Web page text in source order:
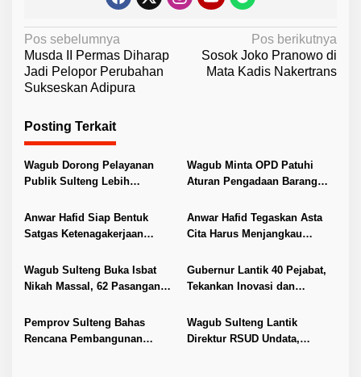
N
a
v
g
a
s
p
s
Pos sebelumnya
Musda II Permas Diharap
Jadi Pelopor Perubahan
Sukseskan Adipura
Pos berikutnya
Sosok Joko Pranowo di
Mata Kadis Nakertrans
Posting Terkait
Wagub Dorong Pelayanan
Publik Sulteng Lebih
Wagub Minta OPD Patuhi
Aturan Pengadaan Barang
Anwar Hafid Siap Bentuk
Satgas Ketenagakerjaan
Anwar Hafid Tegaskan Asta
Cita Harus Menjangkau
Wagub Sulteng Buka Isbat
Nikah Massal, 62 Pasangan
Gubernur Lantik 40 Pejabat,
Tekankan Inovasi dan
Pemprov Sulteng Bahas
Rencana Pembangunan
Wagub Sulteng Lantik
Direktur RSUD Undata,